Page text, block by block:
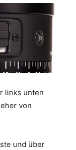
links unten
von
und über